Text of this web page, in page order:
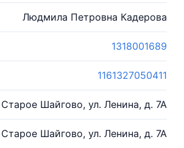
Людмила Петровна Кадерова
1318001689
1161327050411
Шайгово, ул. Ленина, д. 7А
Шайгово, ул. Ленина, д. 7А